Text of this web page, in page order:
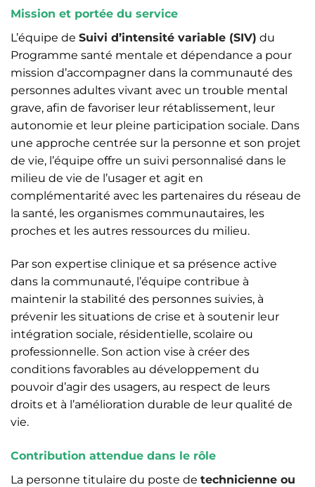
Mission et portée du service
L’équipe de Suivi d’intensité variable (SIV) du
Programme santé mentale et dépendance a pour
mission d’accompagner dans la communauté des
personnes adultes vivant avec un trouble mental
grave, afin de favoriser leur rétablissement, leur
autonomie et leur pleine participation sociale. Dans
une approche centrée sur la personne et son projet
de vie, l’équipe offre un suivi personnalisé dans le
milieu de vie de l’usager et agit en
complémentarité avec les partenaires du réseau de
la santé, les organismes communautaires, les
proches et les autres ressources du milieu.
Par son expertise clinique et sa présence active
dans la communauté, l’équipe contribue à
maintenir la stabilité des personnes suivies, à
prévenir les situations de crise et à soutenir leur
intégration sociale, résidentielle, scolaire ou
professionnelle. Son action vise à créer des
conditions favorables au développement du
pouvoir d’agir des usagers, au respect de leurs
droits et à l’amélioration durable de leur qualité de
vie.
Contribution attendue dans le rôle
La personne titulaire du poste de technicienne ou